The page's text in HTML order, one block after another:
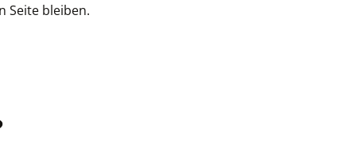
Seite bleiben.